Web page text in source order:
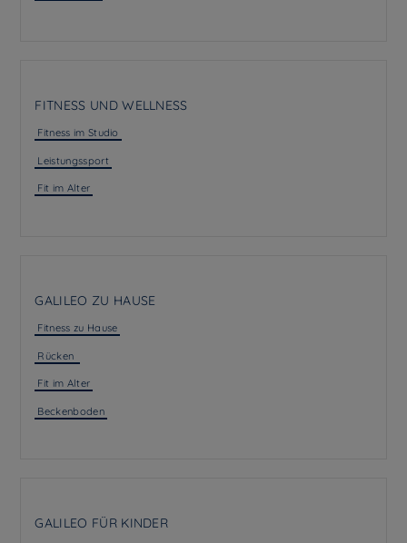
FITNESS UND WELLNESS
Fitness im Studio
Leistungssport
Fit im Alter
GALILEO ZU HAUSE
Fitness zu Hause
Rücken
Fit im Alter
Beckenboden
GALILEO FÜR KINDER